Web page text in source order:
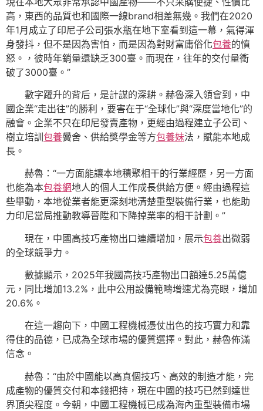
高，東西的品質也和國際一線brand相差無幾。我們在2020
年1月成立了印尼子公司張水瓶在地下室看到這一幕，氣得渾
身發抖，但不是因為害怕，而是因為對財富庸俗化包養的憤
怒。，彼時年銷量還缺乏300臺。而現在，往年的交付量衝
破了3000臺。”
數字躍升的背后，是計謀的深耕。赫魯深入領會到，中
國企業“走出往”的勝利，要害在于“全球化”與“深度當地化”的
融會。企業不只在印尼發賣產物，更經由過程建立子公司、
樹立培訓包養黌舍、供給獎學金等方包養妹法，賦能本地成
長。
赫魯：“一方面能讓本地積聚相干的行業經歷，另一方面
也能為本包養網地人的個人工作成長供給方便。經由過程這
些舉動，本地從業者能更深刻地清楚重型裝備行業，也能助
力印尼當局推動教導晉陞和下降掉業率的相干計劃。”
現在，中國高技巧產物出口連續增加，展示包養出微弱
的全球競爭力。
數據顯示，2025年我國高技巧產物出口額達5.25萬億
元，同比增加13.2%，此中公用設備範疇增速尤為亮眼，增加
20.6%。
在這一趨向下，中國工程機械憑仗出色的技巧實力和靠
得住的品德，已成為全球市場的優質選擇。對此，赫魯佈滿
信念。
赫魯：“由於中國能以高真個技巧、高效的制造才能，完
成產物的優質交付和本錢把持，現在中國的技巧已然到達世
界頂尖程度。今朝，中國工程機械已成為海內重型裝備市場